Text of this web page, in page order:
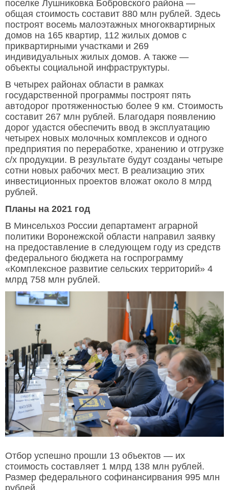
поселке Лушниковка Бобровского района —
общая стоимость составит 880 млн рублей. Здесь
построят восемь малоэтажных многоквартирных
домов на 165 квартир, 112 жилых домов с
приквартирными участками и 269
индивидуальных жилых домов. А также —
объекты социальной инфраструктуры.
В четырех районах области в рамках
государственной программы построят пять
автодорог протяженностью более 9 км. Стоимость
составит 267 млн рублей. Благодаря появлению
дорог удастся обеспечить ввод в эксплуатацию
четырех новых молочных комплексов и одного
предприятия по переработке, хранению и отгрузке
с/х продукции. В результате будут созданы четыре
сотни новых рабочих мест. В реализацию этих
инвестиционных проектов вложат около 8 млрд
рублей.
Планы на 2021 год
В Минсельхоз России департамент аграрной
политики Воронежской области направил заявку
на предоставление в следующем году из средств
федерального бюджета на госпрограмму
«Комплексное развитие сельских территорий» 4
млрд 758 млн рублей.
Отбор успешно прошли 13 объектов — их
стоимость составляет 1 млрд 138 млн рублей.
Размер федерального софинансирвания 995 млн